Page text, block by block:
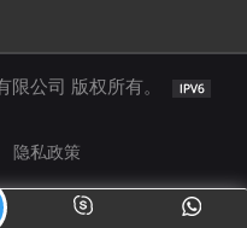
公司 版权所有。
隐私政策